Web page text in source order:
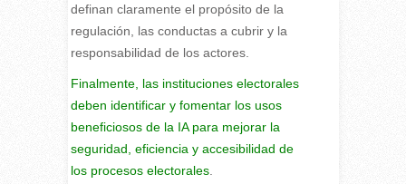
definan claramente el propósito de la
regulación, las conductas a cubrir y la
responsabilidad de los actores.
Finalmente, las instituciones electorales
deben identificar y fomentar los usos
beneficiosos de la IA para mejorar la
seguridad, eficiencia y accesibilidad de
los procesos electorales.